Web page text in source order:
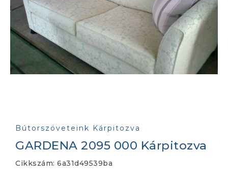
Bútorszöveteink Kárpitozva
GARDENA 2095 000 Kárpitozva
Cikkszám: 6a31d49539ba